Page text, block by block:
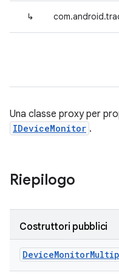
↳
Una classe proxy per
IDeviceMonitor .
Riepilogo
Costruttori pubblici
DeviceMonitor